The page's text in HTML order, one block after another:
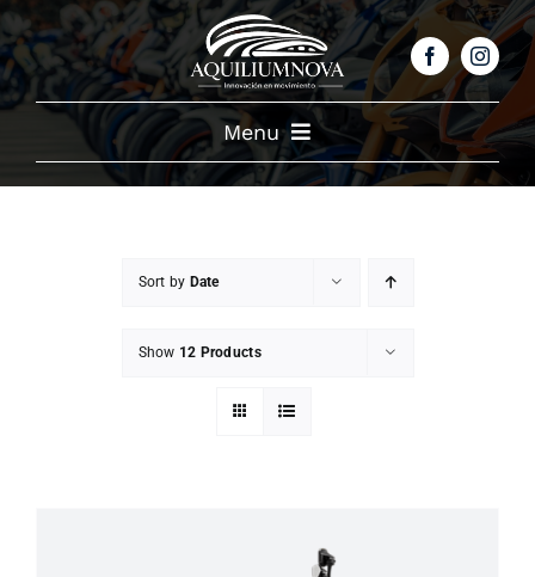
Skip
to
content
Menu
PRODUCTOS
CATALOGO
Sort by Date
Show 12 Products